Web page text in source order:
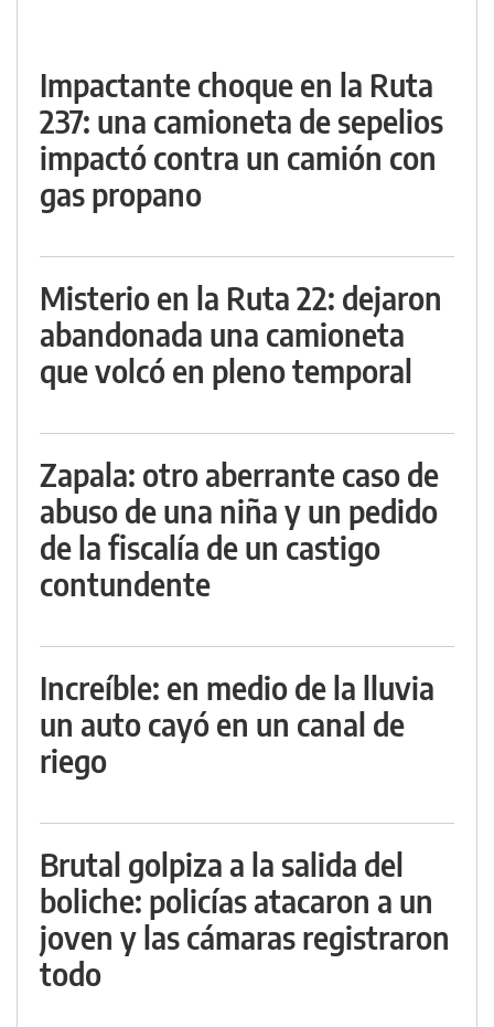
Impactante choque en la Ruta
237: una camioneta de sepelios
impactó contra un camión con
gas propano
Misterio en la Ruta 22: dejaron
abandonada una camioneta
que volcó en pleno temporal
Zapala: otro aberrante caso de
abuso de una niña y un pedido
de la fiscalía de un castigo
contundente
Increíble: en medio de la lluvia
un auto cayó en un canal de
riego
Brutal golpiza a la salida del
boliche: policías atacaron a un
joven y las cámaras registraron
todo